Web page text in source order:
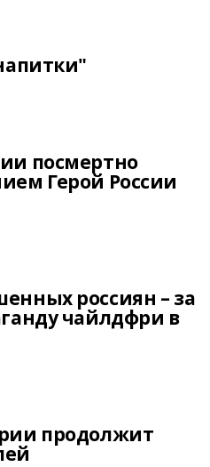
посмертно
Герой России
россиян – за
чайлдфри в
продолжит